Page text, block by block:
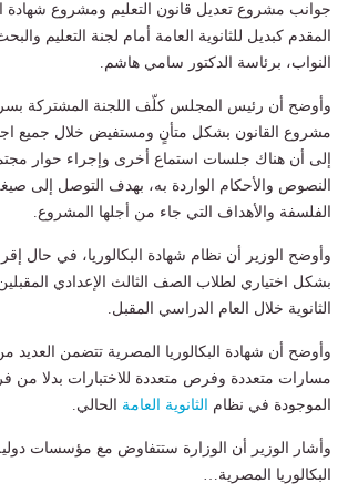
جوانب مشروع تعديل قانون التعليم ومشروع شهادة
المقدم كبديل للثانوية العامة أمام لجنة التعليم
النواب، برئاسة الدكتور سامي هاشم.
وأوضح أن رئيس المجلس كلّف اللجنة المشتركة
مشروع القانون بشكل متأنٍ ومستفيض خلال جميع
إلى أن هناك جلسات استماع أخرى وإجراء حوار
النصوص والأحكام الواردة به، بهدف التوصل إلى
الفلسفة والأهداف التي جاء من أجلها المشروع.
وأوضح الوزير أن نظام شهادة البكالوريا، في حال
بشكل اختياري لطلاب الصف الثالث الإعدادي
الثانوية خلال العام الدراسي المقبل.
وأوضح أن شهادة البكالوريا المصرية تتضمن العديد
مسارات متعددة وفرص متعددة للاختبارات بدلا من
الموجودة في نظام
الثانوية العامة الحالي.
وأشار الوزير أن الوزارة ستتفاوض مع مؤسسات
البكالوريا المصرية…